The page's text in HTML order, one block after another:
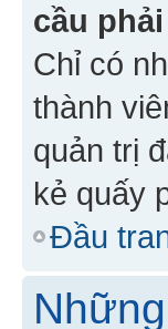
cầu
Chỉ có
thành
quản trị
kẻ quấy
Đầu